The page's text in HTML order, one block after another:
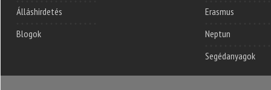
Álláshirdetés
Blogok
Erasmus
Neptun
Segédanyagok